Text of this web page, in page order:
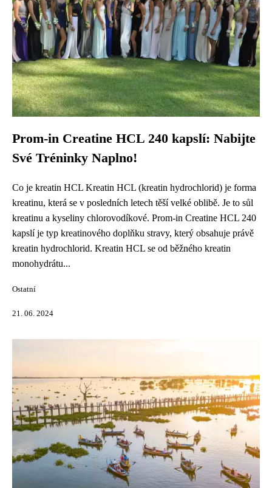
Prom-in Creatine HCL 240 kapslí: Nabijte
Své Tréninky Naplno!
Co je kreatin HCL Kreatin HCL (kreatin hydrochlorid) je forma
kreatinu, která se v posledních letech těší velké oblibě. Je to sůl
kreatinu a kyseliny chlorovodíkové. Prom-in Creatine HCL 240
kapslí je typ kreatinového doplňku stravy, který obsahuje právě
kreatin hydrochlorid. Kreatin HCL se od běžného kreatin
monohydrátu...
Ostatní
21. 06. 2024